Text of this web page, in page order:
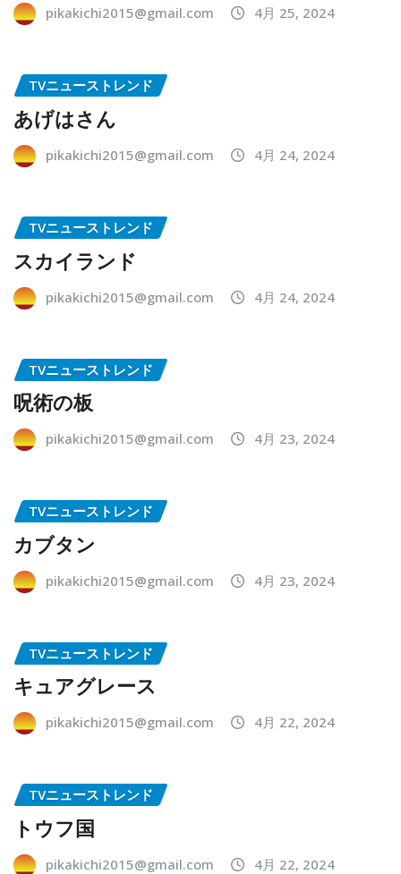
pikakichi2015@gmail.com 4月 25, 2024
TVニューストレンド
あげはさん
pikakichi2015@gmail.com 4月 24, 2024
TVニューストレンド
スカイランド
pikakichi2015@gmail.com 4月 24, 2024
TVニューストレンド
呪術の板
pikakichi2015@gmail.com 4月 23, 2024
TVニューストレンド
カブタン
pikakichi2015@gmail.com 4月 23, 2024
TVニューストレンド
キュアグレース
pikakichi2015@gmail.com 4月 22, 2024
TVニューストレンド
トウフ国
pikakichi2015@gmail.com 4月 22, 2024